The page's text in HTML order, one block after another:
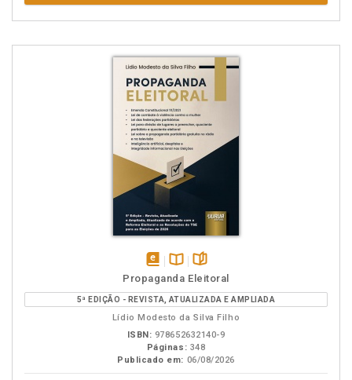
disponível
em
eBook
Disponível
na
B.V.
páginas
Propaganda Eleitoral
5ª EDIÇÃO - REVISTA, ATUALIZADA E AMPLIADA
Lídio Modesto da Silva Filho
ISBN: 978652632140-9
Páginas: 348
Publicado em: 06/08/2026